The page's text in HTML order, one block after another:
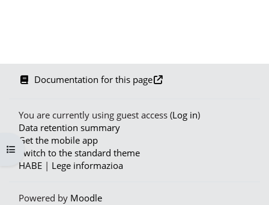
Open course index
Documentation for this page
You are currently using guest access (Log in)
Data retention summary
Get the mobile app
Switch to the standard theme
HABE | Lege informazioa
Powered by Moodle